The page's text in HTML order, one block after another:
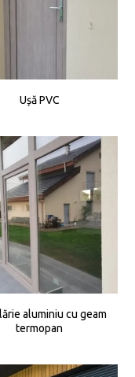
Ușă PVC
aluminiu cu geam
termopan